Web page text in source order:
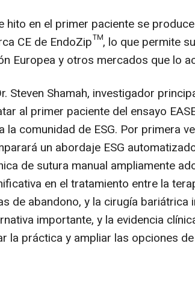
hito en el primer paciente se
CE de EndoZip™, lo que permite
Europea y otros mercados que lo
Steven Shamah, investigador
al primer paciente del ensayo
la comunidad de ESG. Por primera
un abordaje ESG
de sutura manual ampliamente
en el tratamiento entre la
de abandono, y la cirugía bariátrica
importante, y la evidencia
la práctica y ampliar las opciones